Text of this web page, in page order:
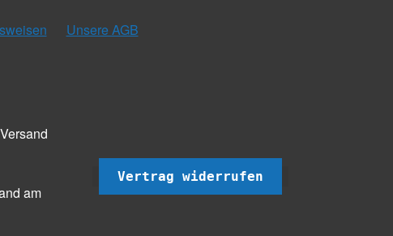
Unsere AGB
am
Vertrag widerrufen